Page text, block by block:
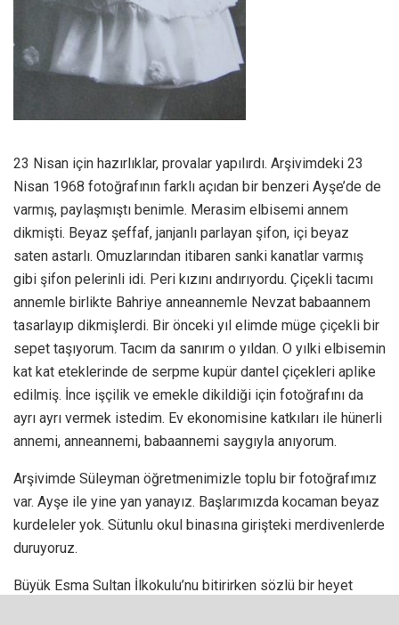
23 Nisan için hazırlıklar, provalar yapılırdı. Arşivimdeki 23
Nisan 1968 fotoğrafının farklı açıdan bir benzeri Ayşe’de de
varmış, paylaşmıştı benimle. Merasim elbisemi annem
dikmişti. Beyaz şeffaf, janjanlı parlayan şifon, içi beyaz
saten astarlı. Omuzlarından itibaren sanki kanatlar varmış
gibi şifon pelerinli idi. Peri kızını andırıyordu. Çiçekli tacımı
annemle birlikte Bahriye anneannemle Nevzat babaannem
tasarlayıp dikmişlerdi. Bir önceki yıl elimde müge çiçekli bir
sepet taşıyorum. Tacım da sanırım o yıldan. O yılki elbisemin
kat kat eteklerinde de serpme kupür dantel çiçekleri aplike
edilmiş. İnce işçilik ve emekle dikildiği için fotoğrafını da
ayrı ayrı vermek istedim. Ev ekonomisine katkıları ile hünerli
annemi, anneannemi, babaannemi saygıyla anıyorum.
Arşivimde Süleyman öğretmenimizle toplu bir fotoğrafımız
var. Ayşe ile yine yan yanayız. Başlarımızda kocaman beyaz
kurdeleler yok. Sütunlu okul binasına girişteki merdivenlerde
duruyoruz.
Büyük Esma Sultan İlkokulu’nu bitirirken sözlü bir heyet